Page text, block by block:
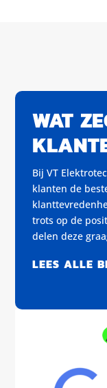
WAT
Bij VT
klanten de
trots op de
delen deze
LEES ALLE